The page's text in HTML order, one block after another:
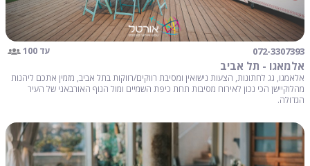
072-3307393 עד 100
אלמאגו - תל אביב
אלאמגו, גג לחתונות, הצעות נישואין ומסיבת רווקים/רווקות בתל אביב, מזמין אתכם ליהנות
מהלוקיישן הכי נכון לאירוח מסיבות תחת כיפת השמיים ומול הנוף האורבאני של העיר
הגדולה.